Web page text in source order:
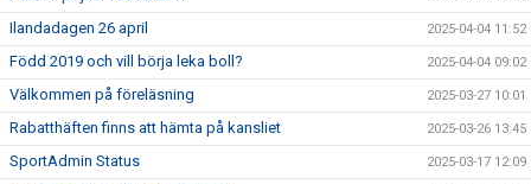
Ilandadagen 26 april 2025-04-04 11:52
Född 2019 och vill börja leka boll? 2025-04-04 09:02
Välkommen på föreläsning 2025-03-27 10:01
Rabatthäften finns att hämta på kansliet 2025-03-26 13:45
SportAdmin Status 2025-03-17 12:09